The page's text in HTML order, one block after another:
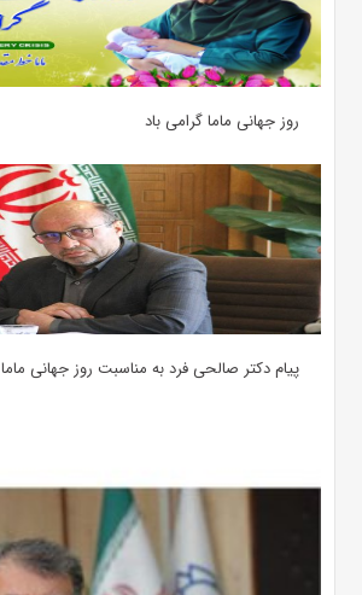
روز جهانی ماما گرامی باد
پیام دکتر صالحی فرد به مناسبت روز جهانی ماما